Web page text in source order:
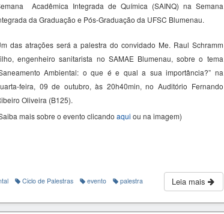
Acadêmica Integrada de Química (SAINQ) na Semana
da Graduação e Pós-Graduação da UFSC Blumenau.
das atrações será a palestra do convidado Me. Raul Schramm
engenheiro sanitarista no SAMAE Blumenau, sobre o tema
Ambiental: o que é e qual a sua importância?” na
feira, 09 de outubro, às 20h40min, no Auditório Fernando
Oliveira (B125).
mais sobre o evento clicando aqui ou na imagem)
Leia mais
Ciclo de Palestras evento
palestra